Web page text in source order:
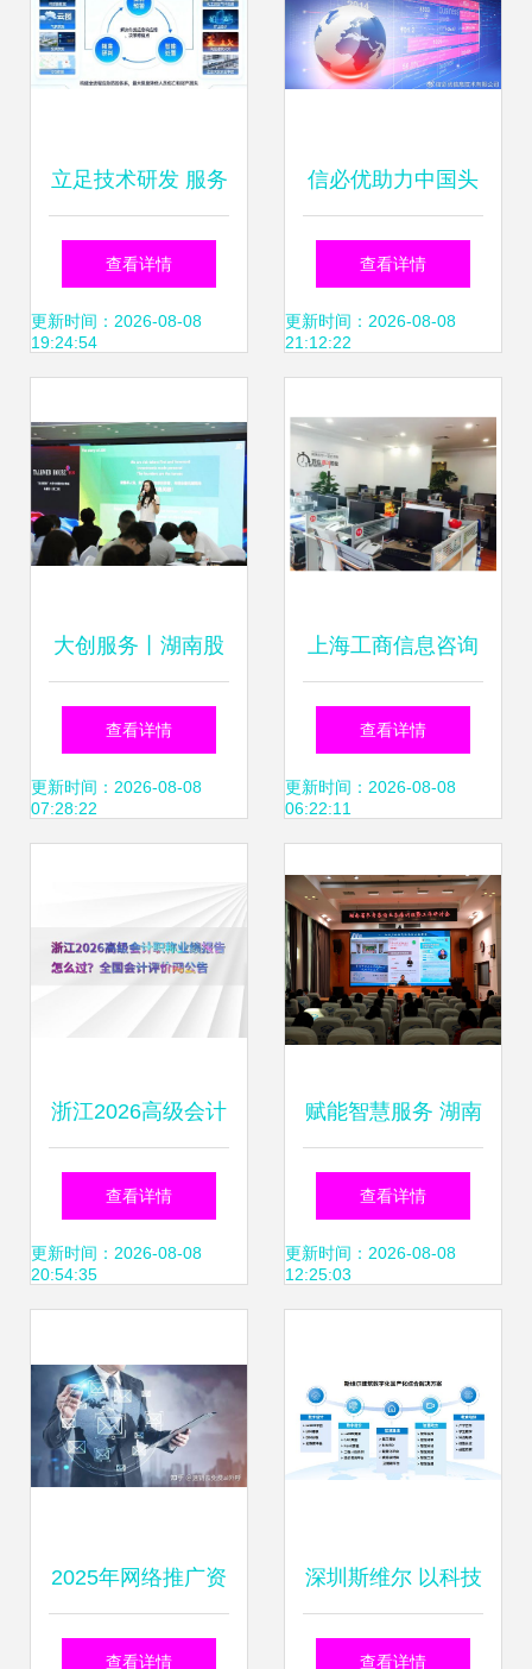
立足技术研发 服务
发展大局 成都天测
皓智以科创之力护
查看详情
更新时间：2026-08-08
19:24:54
信必优助力中国头
部综合性证券公司
信息技术咨询服务
查看详情
更新时间：2026-08-08
21:12:22
大创服务丨湖南股
交所联合拓维信息
为大学生创业企业
咨询服务深度解析
查看详情
更新时间：2026-08-08
07:28:22
上海工商信息咨询
服务问答知识
查看详情
更新时间：2026-08-08
06:22:11
浙江2026高级会计
职称业绩报告怎么
过 全国会计评价网
查看详情
更新时间：2026-08-08
20:54:35
赋能智慧服务 湖南
图书馆举办参考咨
询业务培训班，聚
务
查看详情
更新时间：2026-08-08
12:25:03
2025年网络推广资
源保障新趋势 信息
查看详情
深圳斯维尔 以科技
创新铸就建筑数智
查看详情